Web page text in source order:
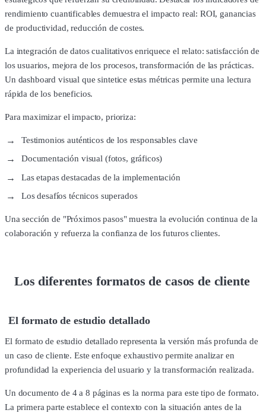
rendimiento cuantificables demuestra el impacto real: ROI, ganancias
de productividad, reducción de costes.
La integración de datos cualitativos enriquece el relato: satisfacción de
los usuarios, mejora de los procesos, transformación de las prácticas.
Un dashboard visual que sintetice estas métricas permite una lectura
rápida de los beneficios.
Para maximizar el impacto, prioriza:
Testimonios auténticos de los responsables clave
Documentación visual (fotos, gráficos)
Las etapas destacadas de la implementación
Los desafíos técnicos superados
Una sección de "Próximos pasos" muestra la evolución continua de la
colaboración y refuerza la confianza de los futuros clientes.
Los diferentes formatos de casos de cliente
El formato de estudio detallado
El formato de estudio detallado representa la versión más profunda de
un caso de cliente. Este enfoque exhaustivo permite analizar en
profundidad la experiencia del usuario y la transformación realizada.
Un documento de 4 a 8 páginas es la norma para este tipo de formato.
La primera parte establece el contexto con la situación antes de la